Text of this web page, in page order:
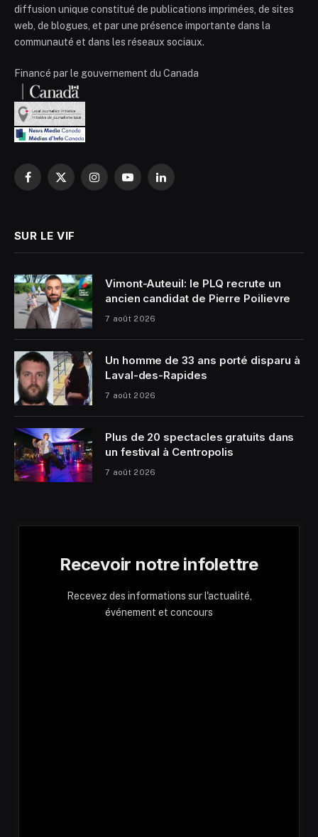
diffusion unique constitué de publications imprimées, de sites
web, de blogues, et par une présence importante dans la
communauté et dans les réseaux sociaux.
Financé par le gouvernement du Canada
Facebook
X
InstagramYouTubeLinkedIn
SUR LE VIF
Vimont-Auteuil: le PLQ recrute un
ancien candidat de Pierre Poilievre
7 août 2026
Un homme de 33 ans porté disparu à
Laval-des-Rapides
7 août 2026
Plus de 20 spectacles gratuits dans
un festival à Centropolis
7 août 2026
Recevoir notre infolettre
Recevez des informations sur l'actualité,
événement et concours